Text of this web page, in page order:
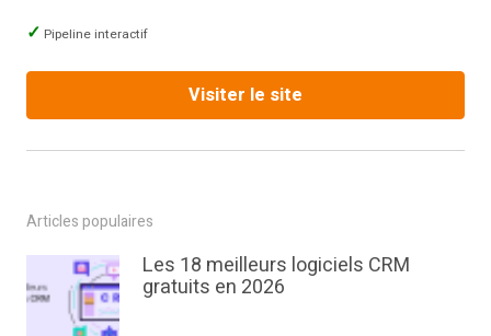
Pipeline interactif
Visiter le site
Articles populaires
Les 18 meilleurs logiciels CRM
gratuits en 2026